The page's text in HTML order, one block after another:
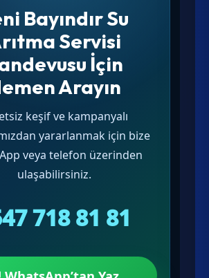
Bayındır Su
Servisi
İçin
Arayın
keşif ve kampanyalı
yararlanmak için bize
veya telefon üzerinden
ulaşabilirsiniz.
718 81 81